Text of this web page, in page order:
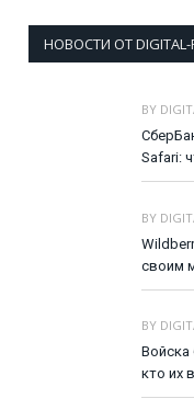
НОВОСТИ ОТ DIGITAL-
BY
Safari:
BY
своим
BY
Войска
кто их